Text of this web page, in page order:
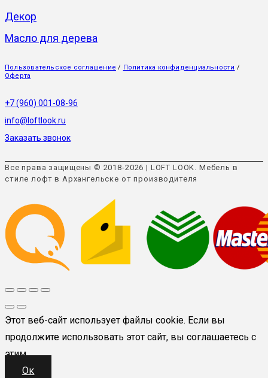
Декор
Масло для дерева
Пользовательское соглашение / Политика конфиденциальности /
Оферта
+7 (960) 001-08-96
info@loftlook.ru
Заказать звонок
Все права защищены © 2018-2026 | LOFT LOOK. Мебель в
стиле лофт в Архангельске от производителя
Этот веб-сайт использует файлы cookie. Если вы
продолжите использовать этот сайт, вы соглашаетесь с
этим.
Ок